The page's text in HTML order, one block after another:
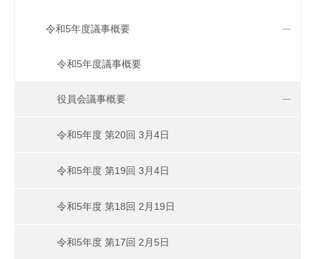
令和5年度議事概要
令和5年度議事概要
役員会議事概要
令和5年度 第20回 3月4日
令和5年度 第19回 3月4日
令和5年度 第18回 2月19日
令和5年度 第17回 2月5日